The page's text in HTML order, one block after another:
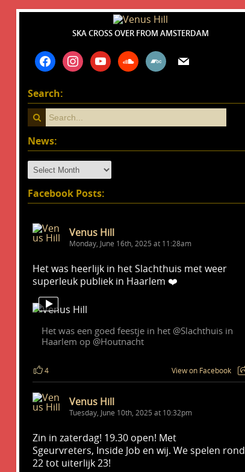
SKA CROSS OVER FROM AMSTERDAM
facebookinstagramyoutubesoundcloudbandcamp
mail
Search:
News:
News:
Facebook Posts:
Venus Hill
Monday, June 16th, 2025 at 11:28am
Het was heerlijk in het Slachthuis met weer
superleuk publiek in Haarlem ❤️
Het was een goed feestje in het @Slachthuis in
Haarlem op @Houtnacht
4 View on Facebook
Venus Hill
Tuesday, June 10th, 2025 at 10:32pm
Zin in zaterdag! 19.30 open! Met
Sgeurvreters, Inside Job en wij. We spelen rond
22 tot uiterlijk 23!